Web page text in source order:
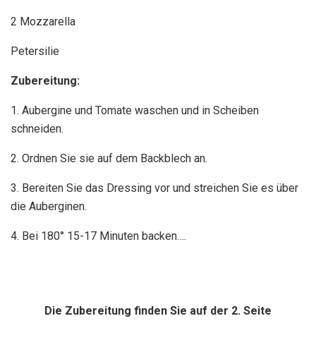
2 Mozzarella
Petersilie
Zubereitung:
1. Aubergine und Tomate waschen und in Scheiben
schneiden.
2. Ordnen Sie sie auf dem Backblech an.
3. Bereiten Sie das Dressing vor und streichen Sie es über
die Auberginen.
4. Bei 180° 15-17 Minuten backen….
Die Zubereitung finden Sie auf der 2. Seite